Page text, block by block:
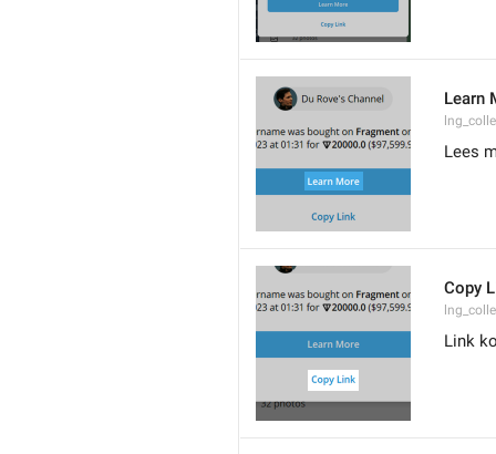
Learn
Lees
Copy
Link